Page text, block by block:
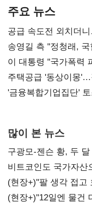
주요 뉴스
공급 속도전 외치더
리모델링' 제안
송영길 측 "정청래,
총선 지휘 못해"
이 대통령 "국가폭력
진실 밝혀야"
주택공급 '동상이몽'…
'금융복합기업집단'
많이 본 뉴스
구광모-젠슨 황, 두
비트코인도 국가자산
숙제
(현장+)"팔 생각 접
20억 키맞추기
(현장+)"12일엔 물건